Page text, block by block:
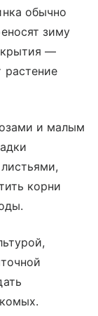
обычно
зиму
—
растение
и малым
корни